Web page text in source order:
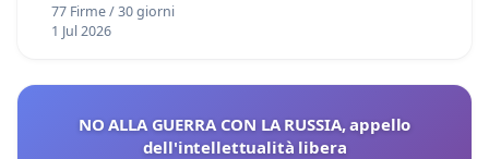
77 Firme / 30 giorni
1 Jul 2026
NO ALLA GUERRA CON LA RUSSIA, appello
dell'intellettualità libera